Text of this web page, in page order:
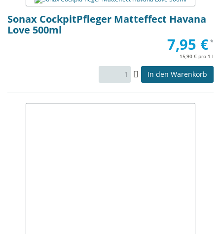
Sonax CockpitPfleger Matteffect Havana
Love 500ml
7,95 €*
15,90 € pro 1 l
In den Warenkorb